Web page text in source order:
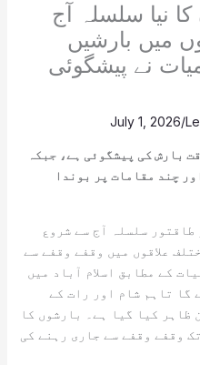
نیا سلسلہ آج
میں بارشیں
نے پیشگوئی
/
July 1, 2026
بارش کی پیشگوئی ہے، جبکہ
چند مقامات پر بوندا
سلسلہ آج سے شروع
علاقوں میں وقفے وقفے سے
کے مطابق اسلام آباد میں
گا تاہم شام اور رات کے
ظاہر کیا گیا ہے۔ بارشوں کا
وقفے وقفے سے جاری رہنے کی